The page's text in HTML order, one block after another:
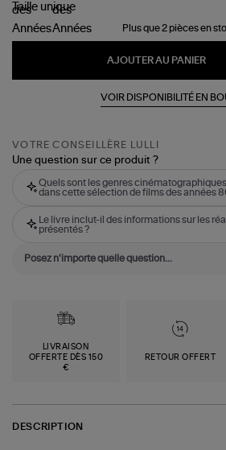
Taille unique
Plus que 2 pièces en
AJOUTER AU PANIER
VOIR DISPONIBILITÉ EN
VOTRE CONSEILLÈRE LULLI
Une question sur ce produit ?
Quels sont les genres
dans cette sélection de films des années
Le livre inclut-il des informations sur les
présentés ?
LIVRAISON
OFFERTE DÈS 150
€
RETOUR OFFERT
DESCRIPTION